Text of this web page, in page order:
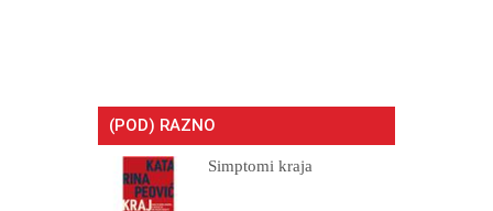
(POD) RAZNO
Simptomi kraja